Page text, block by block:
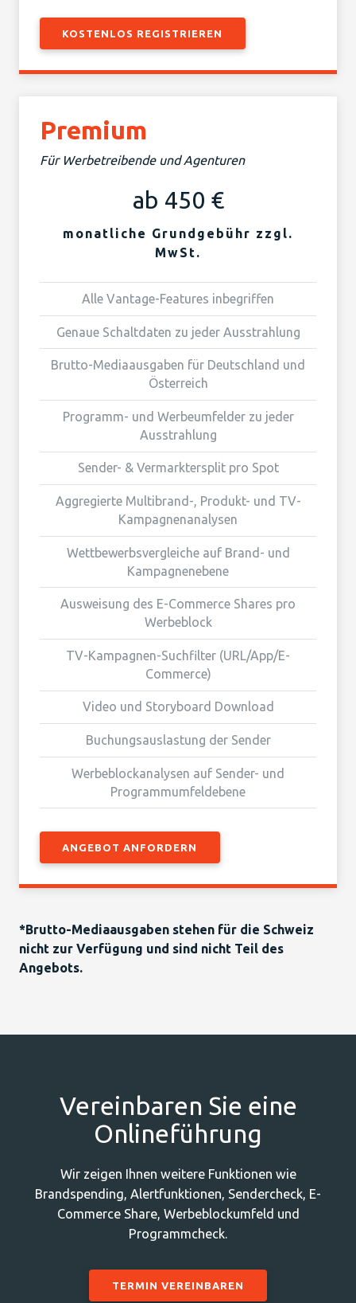
KOSTENLOS REGISTRIEREN
Premium
Für Werbetreibende und Agenturen
ab 450 €
monatliche Grundgebühr zzgl.
MwSt.
Alle Vantage-Features inbegriffen
Genaue Schaltdaten zu jeder Ausstrahlung
Brutto-Mediaausgaben für Deutschland und
Österreich
Programm- und Werbeumfelder zu jeder
Ausstrahlung
Sender- & Vermarktersplit pro Spot
Aggregierte Multibrand-, Produkt- und TV-
Kampagnenanalysen
Wettbewerbsvergleiche auf Brand- und
Kampagnenebene
Ausweisung des E-Commerce Shares pro
Werbeblock
TV-Kampagnen-Suchfilter (URL/App/E-
Commerce)
Video und Storyboard Download
Buchungsauslastung der Sender
Werbeblockanalysen auf Sender- und
Programmumfeldebene
ANGEBOT ANFORDERN
*Brutto-Mediaausgaben stehen für die Schweiz
nicht zur Verfügung und sind nicht Teil des
Angebots.
Vereinbaren Sie eine
Onlineführung
Wir zeigen Ihnen weitere Funktionen wie
Brandspending, Alertfunktionen, Sendercheck, E-
Commerce Share, Werbeblockumfeld und
Programmcheck.
TERMIN VEREINBAREN